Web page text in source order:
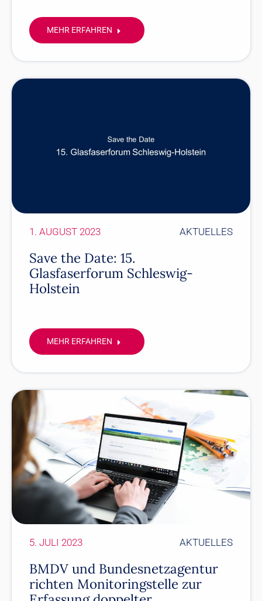
MEHR ERFAHREN
Save the Date: 15.
Glasfaserforum Schleswig-
Holstein
AKTUELLES
1. AUGUST 2023
MEHR ERFAHREN
BMDV und Bundesnetzagentur
richten Monitoringstelle zur
AKTUELLES
5. JULI 2023